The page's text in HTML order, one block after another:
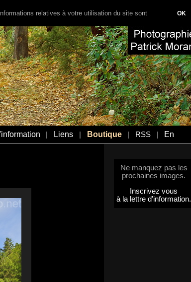
Liens Boutique RSS En
Ne manquez pas les
prochaines images.
Inscrivez vous
à la lettre d'information.
relatives à votre utilisation du site sont
OK